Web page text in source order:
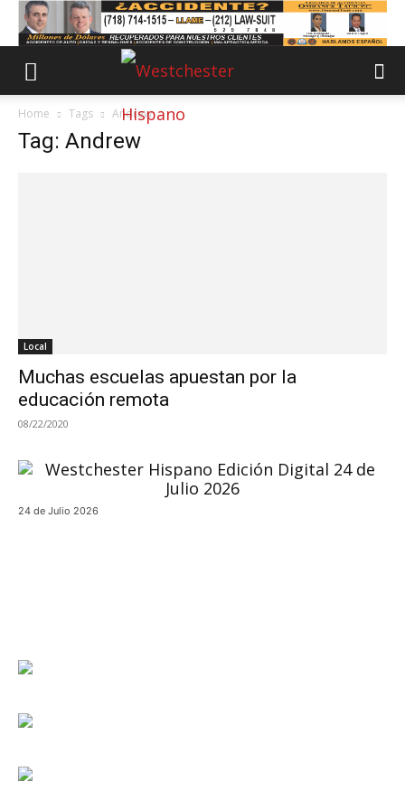
Home Tags Andrew
Tag: Andrew
Local
Muchas escuelas apuestan por la
educación remota
08/22/2020
24 de Julio 2026